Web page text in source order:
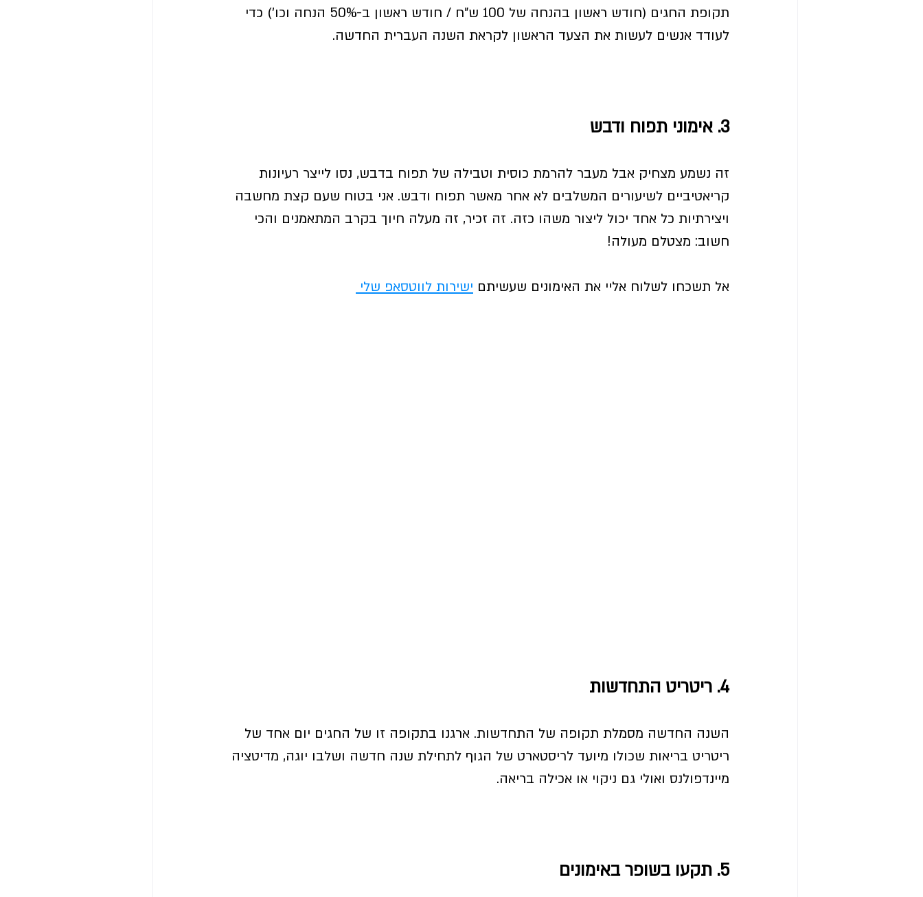
תקופת החגים (חודש ראשון בהנחה של 100 ש"ח / חודש ראשון ב-50% הנחה וכו') כדי
לעודד אנשים לעשות את הצעד הראשון לקראת השנה העברית החדשה.
3. אימוני תפוח ודבש
זה נשמע מצחיק אבל מעבר להרמת כוסית וטבילה של תפוח בדבש, נסו לייצר רעיונות
קריאטיביים לשיעורים המשלבים לא אחר מאשר תפוח ודבש. אני בטוח שעם קצת מחשבה
ויצירתיות כל אחד יכול ליצור משהו כזה. זה זכיר, זה מעלה חיוך בקרב המתאמנים והכי
חשוב: מצטלם מעולה!
אל תשכחו לשלוח אליי את האימונים שעשיתם ישירות לווטסאפ שלי
4. ריטריט התחדשות
השנה החדשה מסמלת תקופה של התחדשות. ארגנו בתקופה זו של החגים יום אחד של
ריטריט בריאות שכולו מיועד לריסטארט של הגוף לתחילת שנה חדשה ושלבו יוגה, מדיטציה
מיינדפולנס ואולי גם ניקוי או אכילה בריאה.
5. תקעו בשופר באימונים